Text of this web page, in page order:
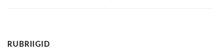
RUBRIIGID